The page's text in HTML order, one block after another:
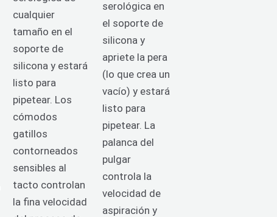
cualquier
tamaño en el
soporte de
silicona y estará
listo para
pipetear. Los
cómodos
gatillos
contorneados
sensibles al
tacto controlan
la fina velocidad
serológica en
el soporte de
silicona y
apriete la pera
(lo que crea un
vacío) y estará
listo para
pipetear. La
palanca del
pulgar
controla la
velocidad de
aspiración y